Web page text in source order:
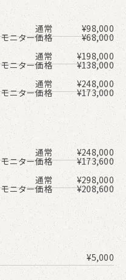
モニター価格
¥68,000
通常
¥98,000
モニター価格
¥138,000
通常
¥198,000
モニター価格
¥173,000
通常 ¥248,000
モニター価格
¥173,600
通常
¥248,000
モニター価格
¥208,600
通常 ¥298,000
¥5,000